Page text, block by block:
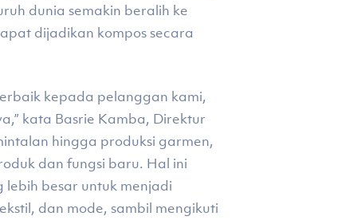
dunia semakin beralih ke
dijadikan kompos secara
kepada pelanggan kami,
kata Basrie Kamba, Direktur
hingga produksi garmen,
dan fungsi baru. Hal ini
besar untuk menjadi
dan mode, sambil mengikuti